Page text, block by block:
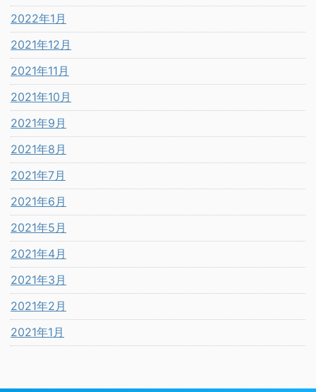
2022年1月
2021年12月
2021年11月
2021年10月
2021年9月
2021年8月
2021年7月
2021年6月
2021年5月
2021年4月
2021年3月
2021年2月
2021年1月